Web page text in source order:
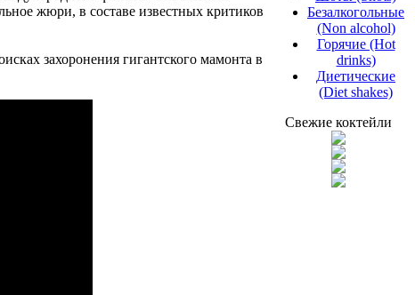
жюри, в составе известных критиков
захоронения гигантского мамонта в
Безалкогольные
(Non alcohol)
Горячие (Hot
drinks)
Диетические
(Diet shakes)
Свежие коктейли